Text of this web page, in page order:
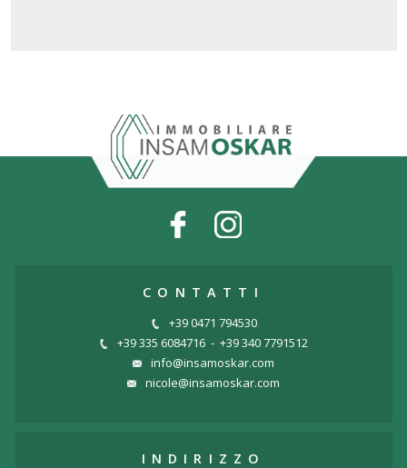
CONTATTI
+39 0471 794530
+39 335 6084716 - +39 340 7791512
info@insamoskar.com
nicole@insamoskar.com
INDIRIZZO